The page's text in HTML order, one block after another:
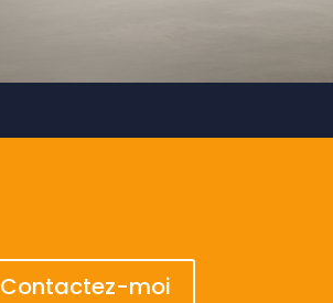
Contactez-moi